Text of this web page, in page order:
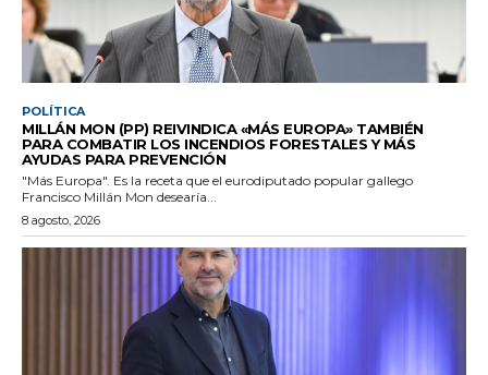
POLÍTICA
MILLÁN MON (PP) REIVINDICA «MÁS EUROPA» TAMBIÉN
PARA COMBATIR LOS INCENDIOS FORESTALES Y MÁS
AYUDAS PARA PREVENCIÓN
"Más Europa". Es la receta que el eurodiputado popular gallego
Francisco Millán Mon desearía...
8 agosto, 2026